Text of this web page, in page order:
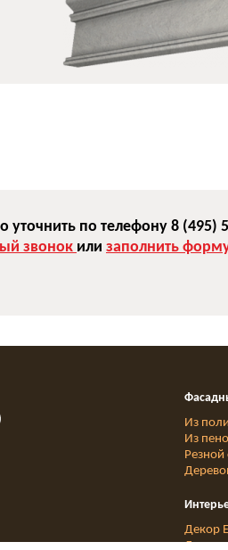
по телефону 8 (495)
звонок или заполнить
Из
Из
Декор